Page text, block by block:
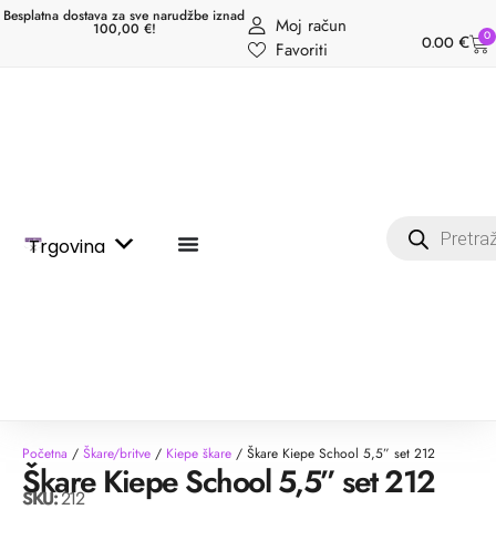
Besplatna dostava za sve narudžbe iznad
100,00 €!
Moj račun
Favoriti
0.00 € 0
Trgovina
Početna / Škare/britve / Kiepe škare / Škare Kiepe School 5,5” set 212
Škare Kiepe School 5,5” set 212
SKU:212